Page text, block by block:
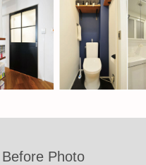
Before Photo